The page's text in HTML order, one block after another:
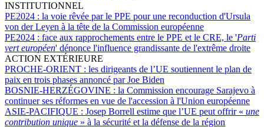
INSTITUTIONNEL
PE2024 : la voie rêvée par le PPE pour une reconduction d'Ursula
von der Leyen à la tête de la Commission européenne
PE2024 : face aux rapprochements entre le PPE et le CRE, le 'Parti
vert européen' dénonce l'influence grandissante de l'extrême droite
ACTION EXTÉRIEURE
PROCHE-ORIENT : les dirigeants de l’UE soutiennent le plan de
paix en trois phases annoncé par Joe Biden
BOSNIE-HERZÉGOVINE : la Commission encourage Sarajevo à
continuer ses réformes en vue de l'accession à l'Union européenne
ASIE-PACIFIQUE : Josep Borrell estime que l’UE peut offrir « une
contribution unique » à la sécurité et la défense de la région